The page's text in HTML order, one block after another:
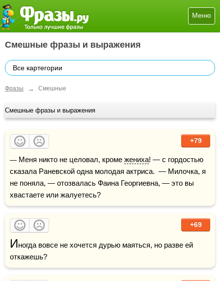
Меню
Смешные фразы и выражения
Все картегории
Фразы → Смешные
Смешные фразы и выражения
+79
— Меня никто не целовал, кроме жениха! — с гордостью
сказала Раневской одна молодая актриса.  — Милочка, я
не поняла, — отозвалась Фаина Георгиевна, — это вы
хвастаете или жалуетесь?
+69
Иногда вовсе не хочется дурью маяться, но разве ей
откажешь?